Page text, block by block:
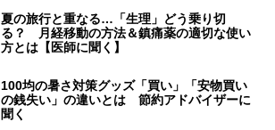
夏の旅行と重なる…「生理」どう乗り切
る？ 月経移動の方法＆鎮痛薬の適切な使い
方とは【医師に聞く】
100均の暑さ対策グッズ「買い」「安物買い
の銭失い」の違いとは 節約アドバイザーに
聞く